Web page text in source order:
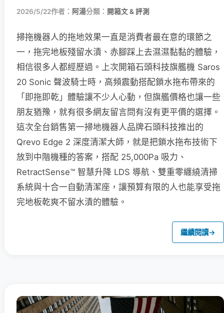
2026/5/22作者： 阿湯分類： 開箱文 & 評測
掃拖機器人的拖地效果一直是消費者最在意的環節之
一，拖完地板殘留水漬、赤腳踩上去濕濕黏黏的體驗，
相信很多人都經歷過。上次開箱石頭科技旗艦機 Saros
20 Sonic 聲波騎士時，高頻震動搭配鎖水拖布帶來的
「即拖即乾」體驗讓不少人心動，但旗艦價格也讓一些
朋友猶豫，就有很多網友留言問有沒有更平價的選擇。
這次全台銷售第一掃地機器人品牌石頭科技推出的
Qrevo Edge 2 深度清潔大師，就是把鎖水拖布技術下
放到中階機種的答案，搭配 25,000Pa 吸力、
RetractSense™ 智慧升降 LDS 導航、雙重零纏繞清掃
系統與十合一自動清潔座，讓預算有限的人也能享受拖
完地板乾爽不留水漬的體驗。
繼續閱讀→